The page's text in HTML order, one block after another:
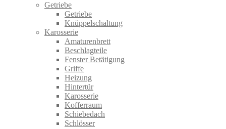
Getriebe
Getriebe
Knüppelschaltung
Karosserie
Amaturenbrett
Beschlagteile
Fenster Betätigung
Griffe
Heizung
Hintertür
Karosserie
Kofferraum
Schiebedach
Schlösser